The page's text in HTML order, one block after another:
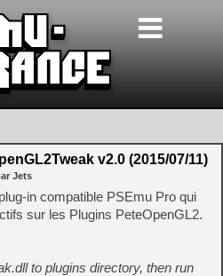
v2.0 (2015/07/11)
Jets
in compatible PSEmu Pro qui
sur les Plugins PeteOpenGL2.
to plugins directory, then run